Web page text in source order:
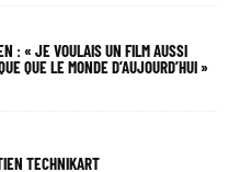
: « JE VOULAIS UN FILM AUSSI
QUE LE MONDE D’AUJOURD’HUI »
TECHNIKART